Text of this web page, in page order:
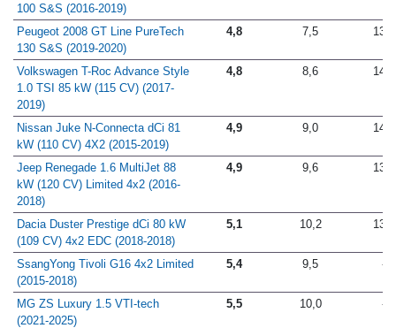
100 S&S (2016-2019)
Peugeot 2008 GT Line PureTech
130 S&S (2019-2020)
4,8 7,5 13,2
Volkswagen T-Roc Advance Style
1.0 TSI 85 kW (115 CV) (2017-
2019)
4,8 8,6 14,7
Nissan Juke N-Connecta dCi 81
kW (110 CV) 4X2 (2015-2019)
4,9 9,0 14,5
Jeep Renegade 1.6 MultiJet 88
kW (120 CV) Limited 4x2 (2016-
2018)
4,9 9,6 13,6
Dacia Duster Prestige dCi 80 kW
(109 CV) 4x2 EDC (2018-2018)
5,1 10,2 13,2
SsangYong Tivoli G16 4x2 Limited
(2015-2018)
5,4 9,5 -
MG ZS Luxury 1.5 VTI-tech
(2021-2025)
5,5 10,0 -